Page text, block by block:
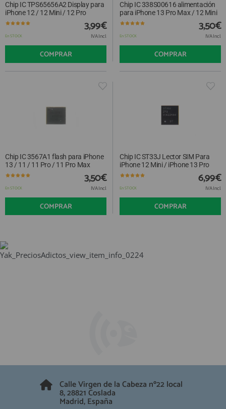
Chip IC TPS65656A2 Display para
iPhone 12 / 12 Mini / 12 Pro
En STOCK
3,99€
IVA Incl.
COMPRAR
Chip IC 338S00616 alimentación
para iPhone 13 Pro Max / 12 Mini
En STOCK
3,50€
IVA Incl.
COMPRAR
Chip IC 3567A1 flash para iPhone
13 / 11 / 11 Pro / 11 Pro Max
En STOCK
3,50€
IVA Incl.
COMPRAR
Chip IC ST33J Lector SIM Para
iPhone 12 Mini / iPhone 13 Pro
En STOCK
6,99€
IVA Incl.
COMPRAR
Calle Virgen de la Cabeza nº22 local
8, 28821 Coslada
Madrid, España